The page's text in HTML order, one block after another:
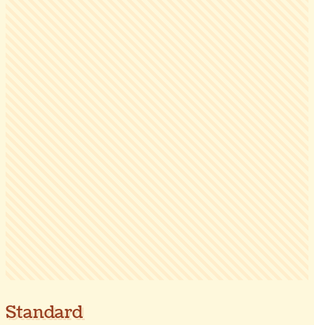
Standard